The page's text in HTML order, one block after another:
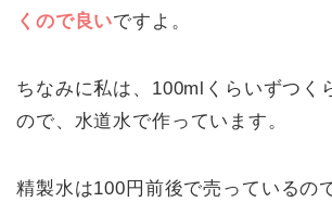
くので良いですよ。
ちなみに私は、100mlくらいずつく
ので、水道水で作っています。
精製水は100円前後で売っているの